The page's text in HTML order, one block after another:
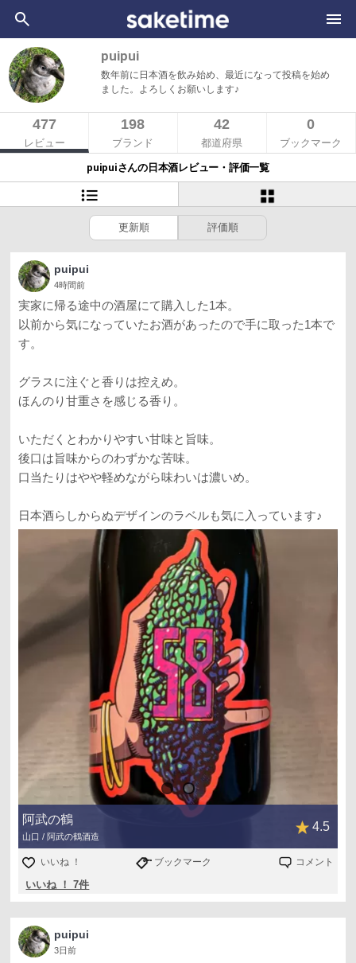
puipui
数年前に日本酒を飲み始め、最近になって投稿を始め
ました。よろしくお願いします♪
477
レビュー
198
ブランド
42
都道府県
0
ブックマーク
puipuiさんの日本酒レビュー・評価一覧
更新順 評価順
puipui
4時間前
実家に帰る途中の酒屋にて購入した1本。
以前から気になっていたお酒があったので手に取った1本で
す。
グラスに注ぐと香りは控えめ。
ほんのり甘重さを感じる香り。
いただくとわかりやすい甘味と旨味。
後口は旨味からのわずかな苦味。
口当たりはやや軽めながら味わいは濃いめ。
日本酒らしからぬデザインのラベルも気に入っています♪
阿武の鶴
山口 / 阿武の鶴酒造
4.5
いいね ！ ブックマーク コメント
いいね ！ 7件
puipui
3日前